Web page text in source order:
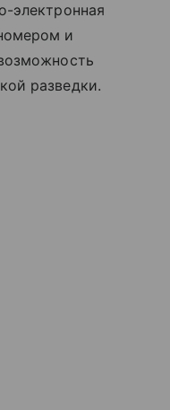
электронная
и
разведки.